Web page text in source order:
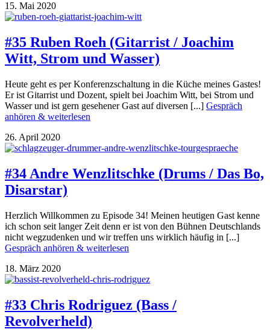
15. Mai 2020
#35 Ruben Roeh (Gitarrist / Joachim
Witt, Strom und Wasser)
Heute geht es per Konferenzschaltung in die Küche meines Gastes!
Er ist Gitarrist und Dozent, spielt bei Joachim Witt, bei Strom und
Wasser und ist gern gesehener Gast auf diversen [...] Gespräch
anhören & weiterlesen
26. April 2020
#34 Andre Wenzlitschke (Drums / Das Bo,
Disarstar)
Herzlich Willkommen zu Episode 34! Meinen heutigen Gast kenne
ich schon seit langer Zeit denn er ist von den Bühnen Deutschlands
nicht wegzudenken und wir treffen uns wirklich häufig in [...]
Gespräch anhören & weiterlesen
18. März 2020
#33 Chris Rodriguez (Bass /
Revolverheld)